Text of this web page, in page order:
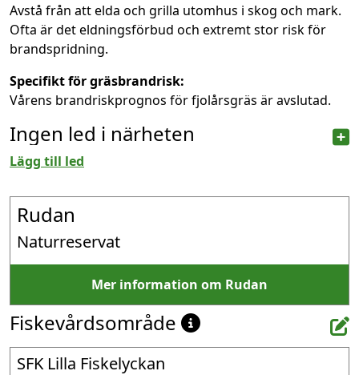
Avstå från att elda och grilla utomhus i skog och mark.
Ofta är det eldningsförbud och extremt stor risk för
brandspridning.
Specifikt för gräsbrandrisk:
Vårens brandriskprognos för fjolårsgräs är avslutad.
Ingen led i närheten
Lägg till led
Rudan
Naturreservat
Mer information om Rudan
Fiskevårdsområde
SFK Lilla Fiskelyckan